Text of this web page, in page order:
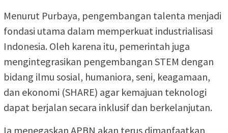
Menurut Purbaya, pengembangan talenta menjadi
fondasi utama dalam memperkuat industrialisasi
Indonesia. Oleh karena itu, pemerintah juga
mengintegrasikan pengembangan STEM dengan
bidang ilmu sosial, humaniora, seni, keagamaan,
dan ekonomi (SHARE) agar kemajuan teknologi
dapat berjalan secara inklusif dan berkelanjutan.
Ia menegaskan APBN akan terus dimanfaatkan